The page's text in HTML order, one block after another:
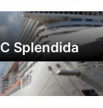
Splendida